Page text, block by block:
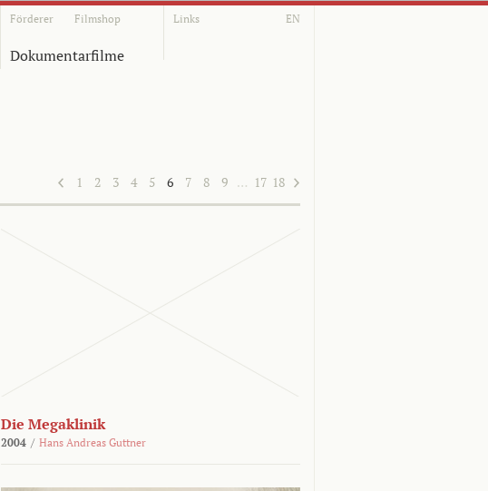
Förderer Filmshop Links EN
Dokumentarfilme
1 2 3 4 5 6 7 8 9 … 17 18
Die Megaklinik
2004 / Hans Andreas Guttner